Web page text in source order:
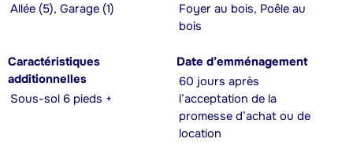
Allée (5), Garage (1)
Foyer au bois, Poêle au
bois
Caractéristiques
additionnelles
Sous-sol 6 pieds +
Date d’emménagement
60 jours après
l’acceptation de la
promesse d’achat ou de
location